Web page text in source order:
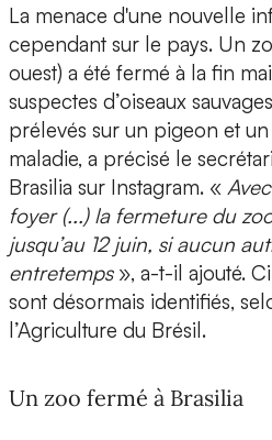
La menace d'une nouvelle
cependant sur le pays. Un
ouest) a été fermé à la fin
suspectes d’oiseaux
prélevés sur un pigeon et
maladie, a précisé le
Brasilia sur Instagram. «
foyer (...) la fermeture du
jusqu’au 12 juin, si aucun
entretemps», a-t-il ajouté.
sont désormais identifiés,
l’Agriculture du Brésil.
Un zoo fermé à Brasilia